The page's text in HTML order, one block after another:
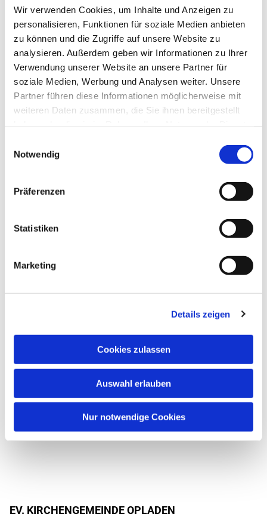
Wir verwenden Cookies, um Inhalte und Anzeigen zu
personalisieren, Funktionen für soziale Medien anbieten
zu können und die Zugriffe auf unsere Website zu
analysieren. Außerdem geben wir Informationen zu Ihrer
Verwendung unserer Website an unsere Partner für
soziale Medien, Werbung und Analysen weiter. Unsere
Partner führen diese Informationen möglicherweise mit
weiteren Daten zusammen, die Sie ihnen bereitgestellt
Notwendig
Präferenzen
Statistiken
Marketing
Details zeigen
Cookies zulassen
Auswahl erlauben
Nur notwendige Cookies
Dies könnte Sie auch
EV. KIRCHENGEMEINDE OPLADEN